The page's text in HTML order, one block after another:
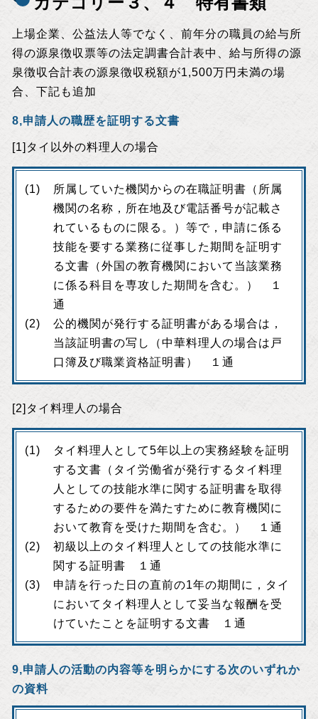
上場企業、公益法人等でなく、前年分の職員の給与所
得の源泉徴収票等の法定調書合計表中、給与所得の源
泉徴収合計表の源泉徴収税額が1,500万円未満の場
合、下記も追加
8,申請人の職歴を証明する文書
[1]タイ以外の料理人の場合
所属していた機関からの在職証明書（所属
機関の名称，所在地及び電話番号が記載さ
れているものに限る。）等で，申請に係る
技能を要する業務に従事した期間を証明す
る文書（外国の教育機関において当該業務
に係る科目を専攻した期間を含む。） １
通
公的機関が発行する証明書がある場合は，
当該証明書の写し（中華料理人の場合は戸
口簿及び職業資格証明書） １通
[2]タイ料理人の場合
タイ料理人として5年以上の実務経験を証明
する文書（タイ労働省が発行するタイ料理
人としての技能水準に関する証明書を取得
するための要件を満たすために教育機関に
おいて教育を受けた期間を含む。） １通
初級以上のタイ料理人としての技能水準に
関する証明書 １通
申請を行った日の直前の1年の期間に，タイ
においてタイ料理人として妥当な報酬を受
けていたことを証明する文書 １通
9,申請人の活動の内容等を明らかにする次のいずれか
の資料